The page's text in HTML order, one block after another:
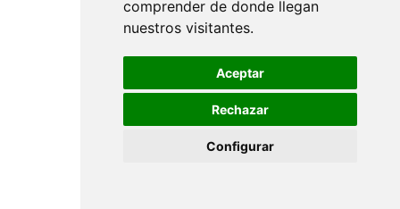
comprender de donde llegan
nuestros visitantes.
Aceptar
Rechazar
Configurar